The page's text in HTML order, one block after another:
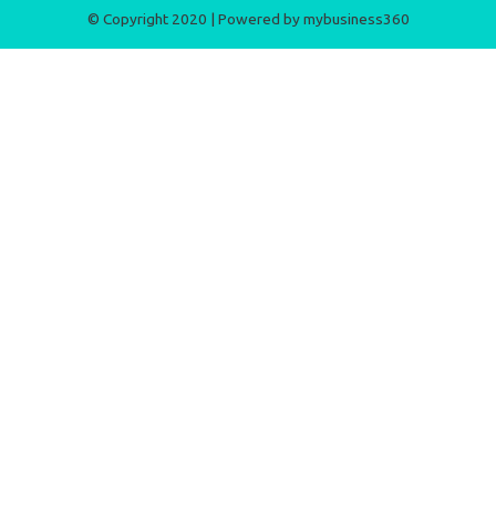
© Copyright 2020 | Powered bymybusiness360​